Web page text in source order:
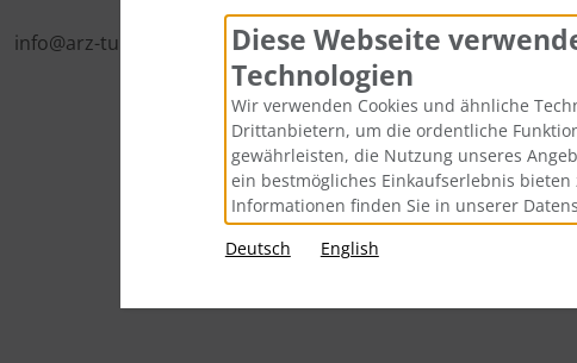
info@arz-tuning.de
Alle Preise inkl. gesetzl. MwSt. zzgl.
Diese Webseite
Technologien
Wir verwenden Cookies und ähnliche
Drittanbietern, um die ordentliche
gewährleisten, die Nutzung unseres
ein bestmögliches Einkaufserlebnis bieten
Informationen finden Sie in unserer
Deutsch English